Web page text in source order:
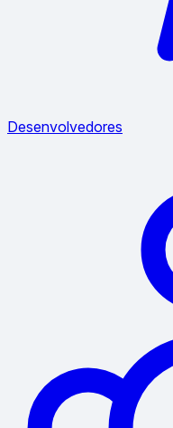
Desenvolvedores